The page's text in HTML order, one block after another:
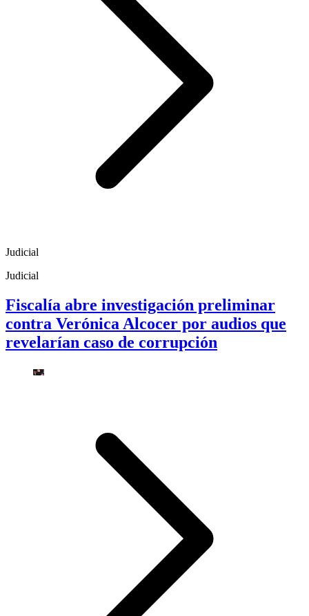
Judicial
Judicial
Fiscalía abre investigación preliminar
contra Verónica Alcocer por audios que
revelarían caso de corrupción